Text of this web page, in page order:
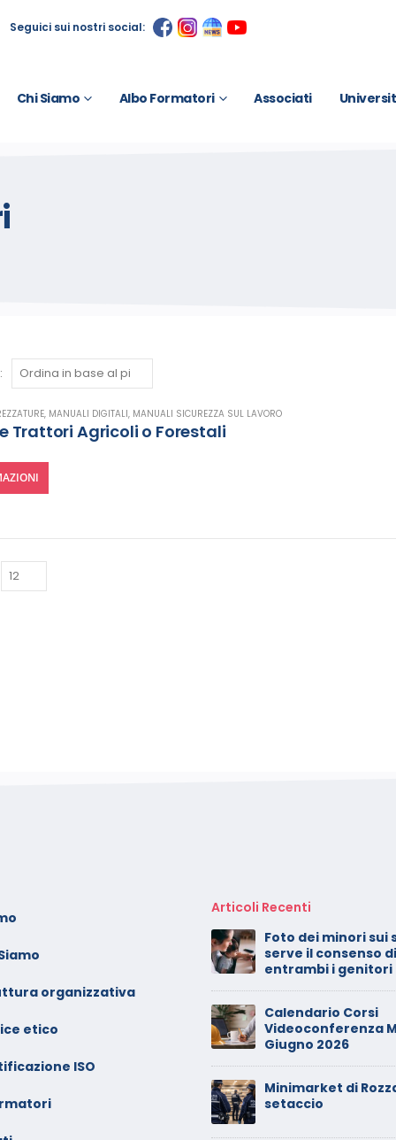
Seguici sui nostri social:
Chi Siamo Albo Formatori Associati
, MANUALI DIGITALI, MANUALI SICUREZZA SUL LAVORO
Trattori Agricoli o Forestali
organizzativa
etico
ISO
Articoli Recenti
Novembre
è un diritto dei
Foto dei minori sui
serve il consenso di
entrambi i genitori
Calendario Corsi
Videoconferenza
Giugno 2026
Minimarket di
setaccio